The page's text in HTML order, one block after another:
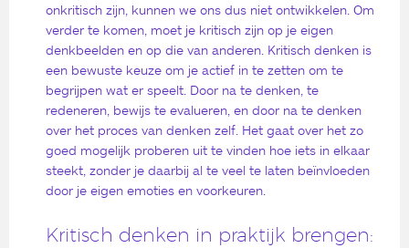
onkritisch zijn, kunnen we ons dus niet ontwikkelen. Om
verder te komen, moet je kritisch zijn op je eigen
denkbeelden en op die van anderen. Kritisch denken is
een bewuste keuze om je actief in te zetten om te
begrijpen wat er speelt. Door na te denken, te
redeneren, bewijs te evalueren, en door na te denken
over het proces van denken zelf. Het gaat over het zo
goed mogelijk proberen uit te vinden hoe iets in elkaar
steekt, zonder je daarbij al te veel te laten beïnvloeden
door je eigen emoties en voorkeuren.
Kritisch denken in praktijk brengen: